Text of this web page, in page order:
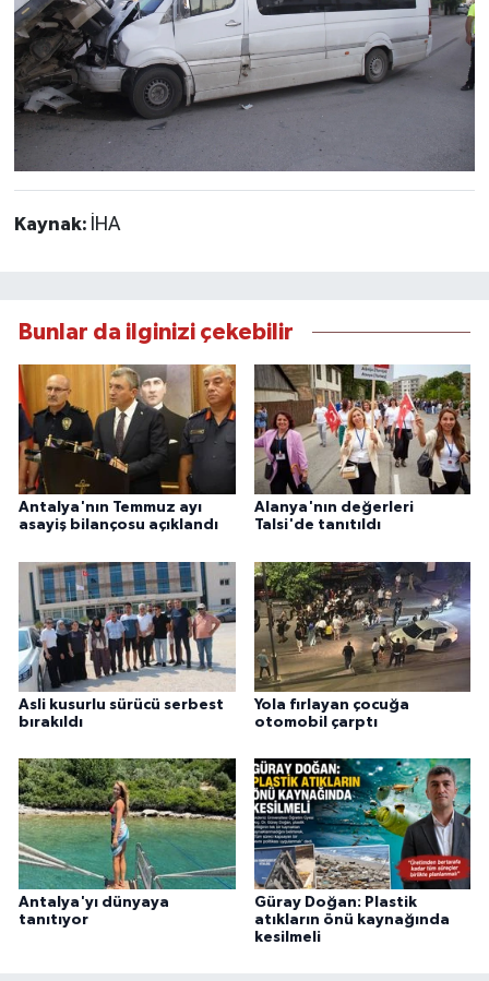
Kaynak: İHA
Bunlar da ilginizi çekebilir
Antalya'nın Temmuz ayı
asayiş bilançosu açıklandı
Alanya'nın değerleri
Talsi'de tanıtıldı
Asli kusurlu sürücü serbest
bırakıldı
Yola fırlayan çocuğa
otomobil çarptı
Antalya'yı dünyaya
tanıtıyor
Güray Doğan: Plastik
atıkların önü kaynağında
kesilmeli